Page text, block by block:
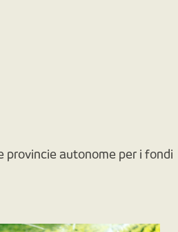
provincie autonome per i fondi